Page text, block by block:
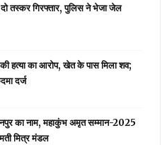
तस्कर गिरफ्तार, पुलिस ने भेजा जेल
की हत्या का आरोप, खेत के पास मिला शव;
दर्ज
का नाम, महाकुंभ अमृत सम्मान-2025
मित्र मंडल